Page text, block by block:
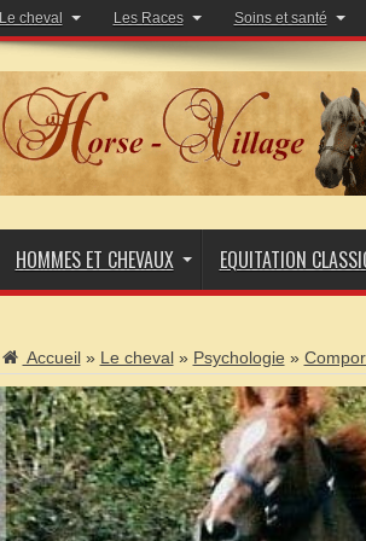
Le cheval Les Races Soins et santé
HOMMES ET CHEVAUX EQUITATION
Accueil » Le cheval » Psychologie »